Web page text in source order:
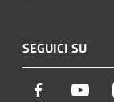
SEGUICI SU
Facebook